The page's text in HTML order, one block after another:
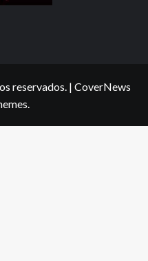
reservados. | CoverNews